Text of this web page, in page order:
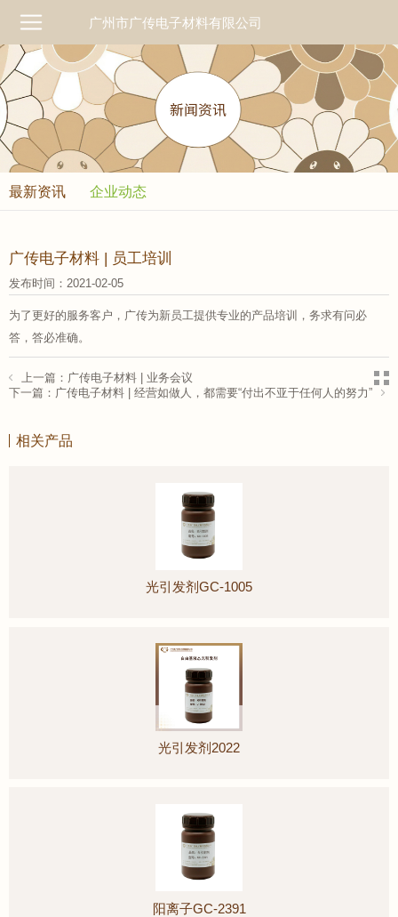
广州市广传电子材料有限公司
最新资讯 企业动态
广传电子材料 | 员工培训
发布时间：2021-02-05
为了更好的服务客户，广传为新员工提供专业的产品培训，务求有问必
答，答必准确。
上一篇：广传电子材料 | 业务会议
下一篇：广传电子材料 | 经营如做人，都需要“付出不亚于任何人的努力”
相关产品
光引发剂GC-1005
光引发剂2022
阳离子GC-2391